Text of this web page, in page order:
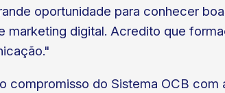
oportunidade para conhecer
marketing digital. Acredito que
compromisso do Sistema OCB